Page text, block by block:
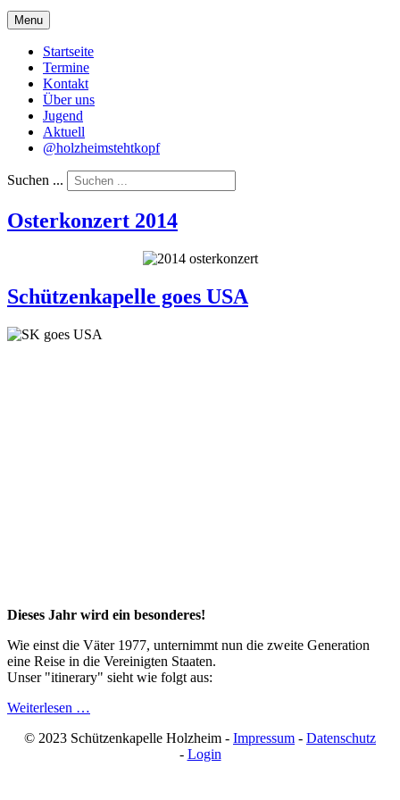
Menu
Startseite
Termine
Kontakt
Über uns
Jugend
Aktuell
@holzheimstehtkopf
Suchen ...
Osterkonzert 2014
Schützenkapelle goes USA
Dieses Jahr wird ein besonderes!
Wie einst die Väter 1977, unternimmt nun die zweite Generation
eine Reise in die Vereinigten Staaten.
Unser "itinerary" sieht wie folgt aus:
Weiterlesen …
© 2023 Schützenkapelle Holzheim - Impressum - Datenschutz
- Login